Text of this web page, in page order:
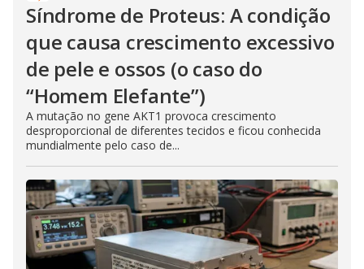
Síndrome de Proteus: A condição
que causa crescimento excessivo
de pele e ossos (o caso do
“Homem Elefante”)
A mutação no gene AKT1 provoca crescimento
desproporcional de diferentes tecidos e ficou conhecida
mundialmente pelo caso de...